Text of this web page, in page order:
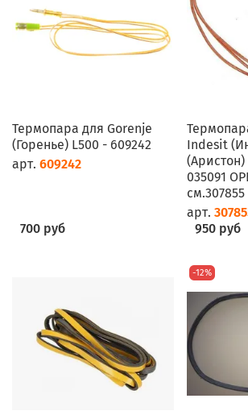
Термопара для Gorenje
(Горенье) L500 - 609242
арт. 609242
700 руб
Indesit
(Аристон)
035091
см.307855
арт.
950 руб
-12%